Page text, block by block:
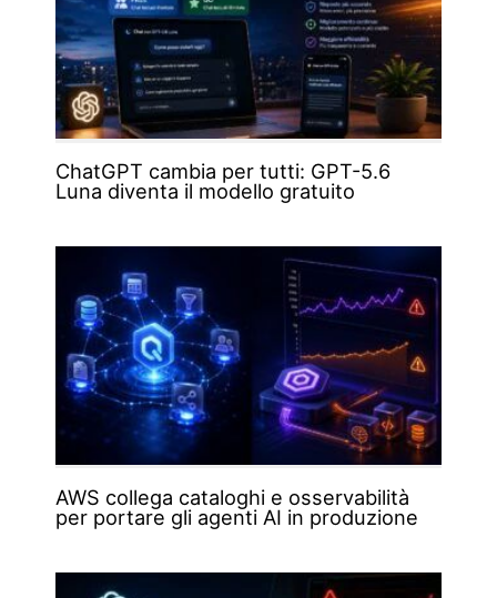
ChatGPT cambia per tutti: GPT-5.6
Luna diventa il modello gratuito
AWS collega cataloghi e osservabilità
per portare gli agenti AI in produzione